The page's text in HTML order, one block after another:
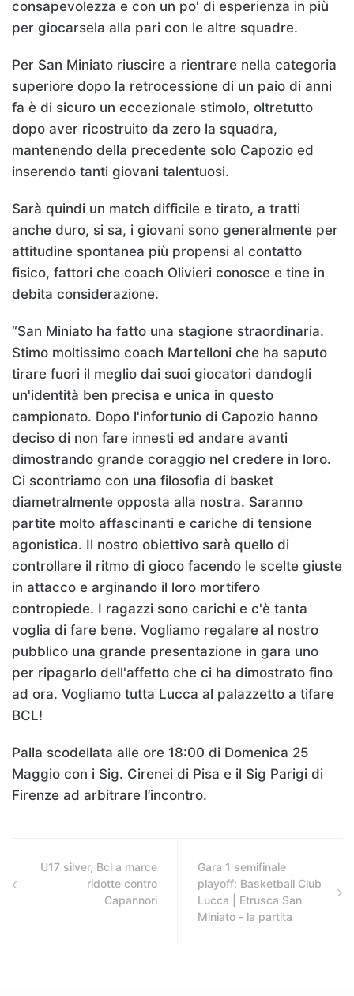
consapevolezza e con un po' di esperienza in più
per giocarsela alla pari con le altre squadre.
Per San Miniato riuscire a rientrare nella categoria
superiore dopo la retrocessione di un paio di anni
fa è di sicuro un eccezionale stimolo, oltretutto
dopo aver ricostruito da zero la squadra,
mantenendo della precedente solo Capozio ed
inserendo tanti giovani talentuosi.
Sarà quindi un match difficile e tirato, a tratti
anche duro, si sa, i giovani sono generalmente per
attitudine spontanea più propensi al contatto
fisico, fattori che coach Olivieri conosce e tine in
debita considerazione.
“San Miniato ha fatto una stagione straordinaria.
Stimo moltissimo coach Martelloni che ha saputo
tirare fuori il meglio dai suoi giocatori dandogli
un'identità ben precisa e unica in questo
campionato. Dopo l'infortunio di Capozio hanno
deciso di non fare innesti ed andare avanti
dimostrando grande coraggio nel credere in loro.
Ci scontriamo con una filosofia di basket
diametralmente opposta alla nostra. Saranno
partite molto affascinanti e cariche di tensione
agonistica. Il nostro obiettivo sarà quello di
controllare il ritmo di gioco facendo le scelte giuste
in attacco e arginando il loro mortifero
contropiede. I ragazzi sono carichi e c'è tanta
voglia di fare bene. Vogliamo regalare al nostro
pubblico una grande presentazione in gara uno
per ripagarlo dell'affetto che ci ha dimostrato fino
ad ora. Vogliamo tutta Lucca al palazzetto a tifare
BCL!
Palla scodellata alle ore 18:00 di Domenica 25
Maggio con i Sig. Cirenei di Pisa e il Sig Parigi di
Firenze ad arbitrare l’incontro.
U17 silver, Bcl a marce
ridotte contro
Capannori
Gara 1 semifinale
playoff: Basketball Club
Lucca | Etrusca San
Miniato - la partita